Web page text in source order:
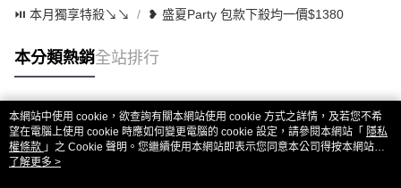
⏯︎ 本月獨享特殺↘︎↘︎ ❥ 盛夏Party 包款下殺均一價$1380
本分類熱銷全站排行
熱門標籤
本網站中使用 cookie，欲查詢有關本網站使用 cookie 方式之詳情，及若您不希
望在電腦上使用 cookie 時應如何變更電腦的 cookie 設定，請參閱本網站「 隱私
權條款 」之 Cookie 聲明。您繼續使用本網站即表示您同意本公司得按本網站使
用條款之 Cookie 聲明使用 cookie。
了解更多 >